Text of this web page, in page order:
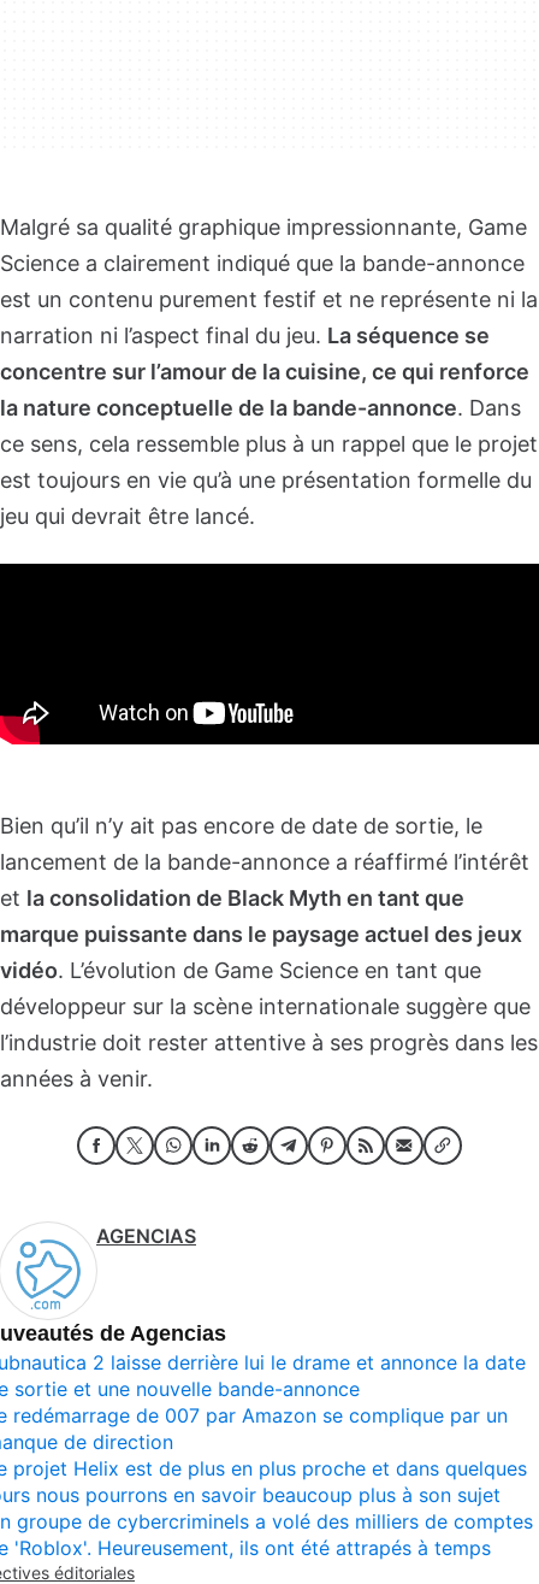
Malgré sa qualité graphique impressionnante, Game
Science a clairement indiqué que la bande-annonce
est un contenu purement festif et ne représente ni la
narration ni l’aspect final du jeu. La séquence se
concentre sur l’amour de la cuisine, ce qui renforce
la nature conceptuelle de la bande-annonce. Dans
ce sens, cela ressemble plus à un rappel que le projet
est toujours en vie qu’à une présentation formelle du
jeu qui devrait être lancé.
Bien qu’il n’y ait pas encore de date de sortie, le
lancement de la bande-annonce a réaffirmé l’intérêt
et la consolidation de Black Myth en tant que
marque puissante dans le paysage actuel des jeux
vidéo. L’évolution de Game Science en tant que
développeur sur la scène internationale suggère que
l’industrie doit rester attentive à ses progrès dans les
années à venir.
AGENCIAS
de Agencias
2 laisse derrière lui le drame et annonce la date
sortie et une nouvelle bande-annonce
redémarrage de 007 par Amazon se complique par un
de direction
projet Helix est de plus en plus proche et dans quelques
nous pourrons en savoir beaucoup plus à son sujet
groupe de cybercriminels a volé des milliers de comptes
'Roblox'. Heureusement, ils ont été attrapés à temps
éditoriales